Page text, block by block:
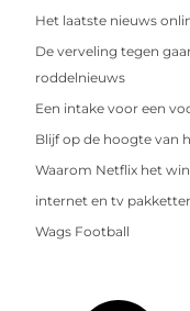
Het laatste nieuws
De verveling tegen
roddelnieuws
Een intake voor een
Blijf op de hoogte van
Waarom Netflix het
internet en tv
Wags Football